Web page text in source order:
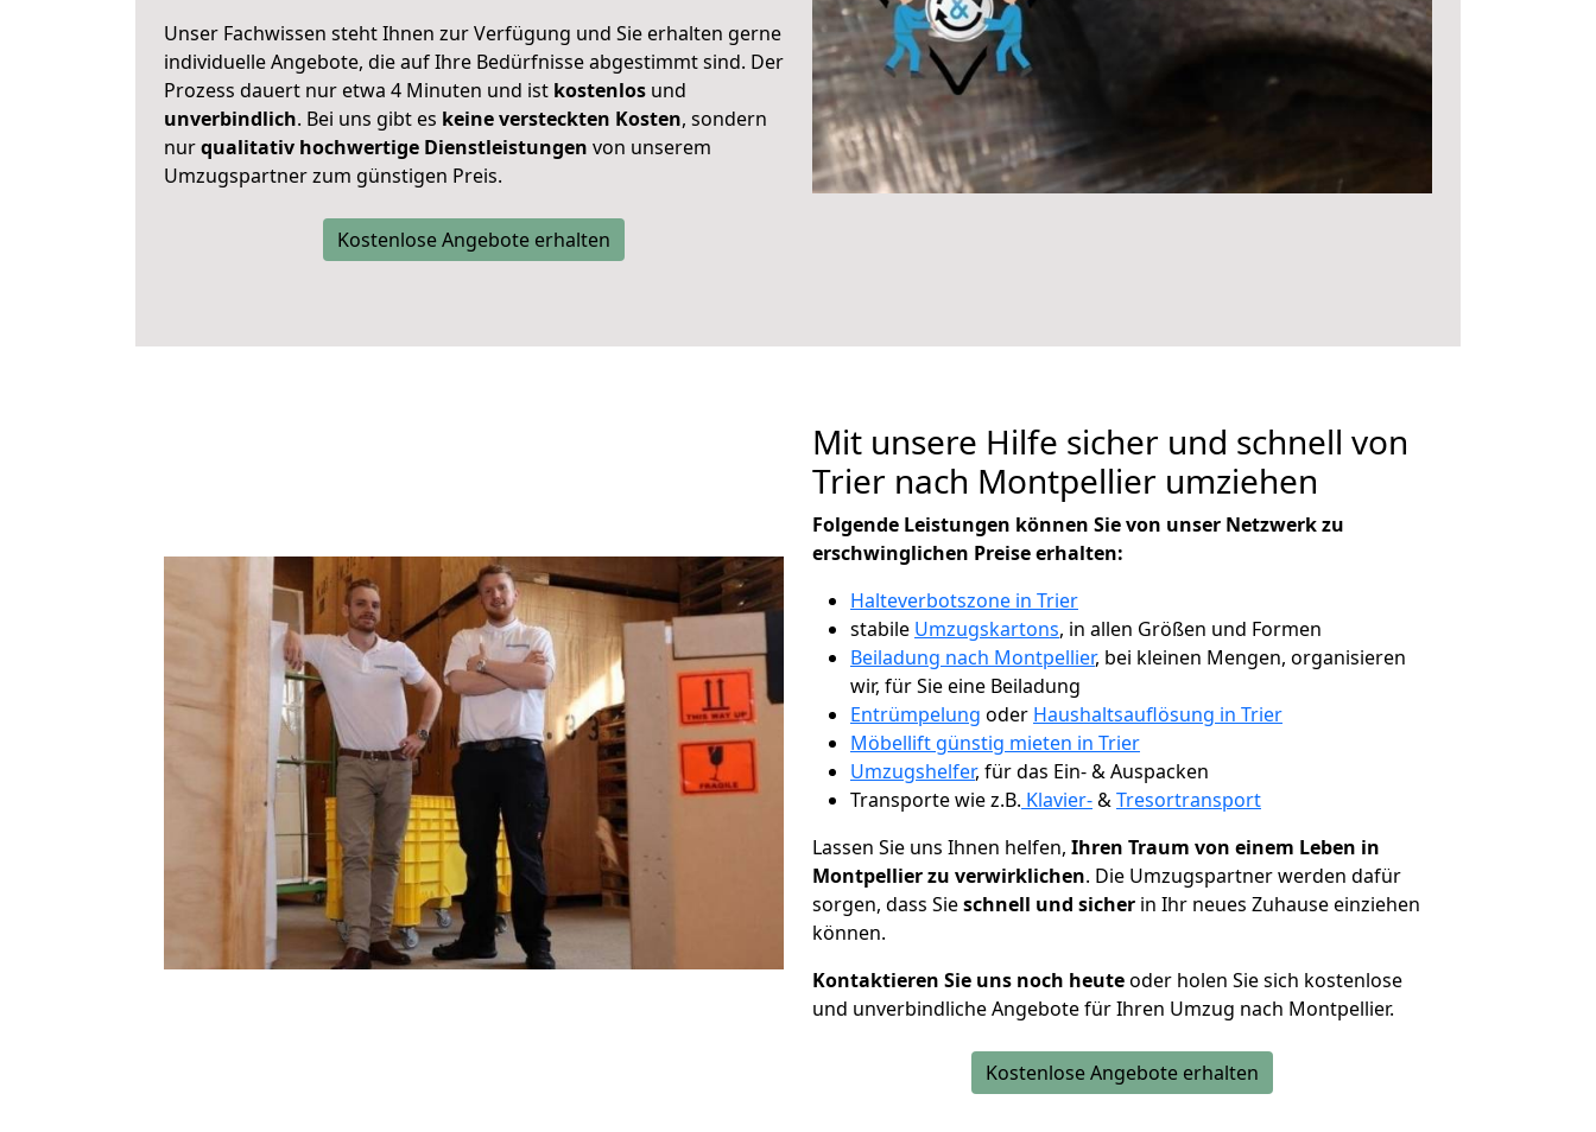
Unser Fachwissen steht Ihnen zur Verfügung und Sie erhalten gerne
individuelle Angebote, die auf Ihre Bedürfnisse abgestimmt sind. Der
Prozess dauert nur etwa 4 Minuten und ist kostenlos und
unverbindlich. Bei uns gibt es keine versteckten Kosten, sondern
nurqualitativ hochwertige Dienstleistungen von unserem
Umzugspartner zum günstigen Preis.
Kostenlose Angebote erhalten
Mit unsere Hilfe sicher und schnell von
Trier nach Montpellier umziehen
Folgende Leistungen können Sie von unser Netzwerk zu
erschwinglichen Preise erhalten:
Halteverbotszone in Trier
stabile Umzugskartons, in allen Größen und Formen
Beiladung nach Montpellier, bei kleinen Mengen, organisieren
wir, für Sie eine Beiladung
Entrümpelung oder Haushaltsauflösung in Trier
Möbellift günstig mieten in Trier
Umzugshelfer, für das Ein- & Auspacken
Transporte wie z.B. Klavier-&Tresortransport
Lassen Sie uns Ihnen helfen, Ihren Traum von einem Leben in
Montpellier zu verwirklichen. Die Umzugspartner werden dafür
sorgen, dass Sieschnell und sicher in Ihr neues Zuhause einziehen
können.
Kontaktieren Sie uns noch heuteoder holen Sie sich kostenlose
und unverbindliche Angebote für Ihren Umzug nach Montpellier.
Kostenlose Angebote erhalten